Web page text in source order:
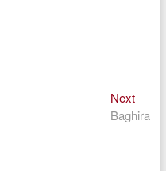
NextNext
post:
Baghira